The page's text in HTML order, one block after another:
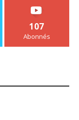
107
Abonnés